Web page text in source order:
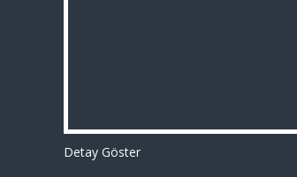
Detay Göster